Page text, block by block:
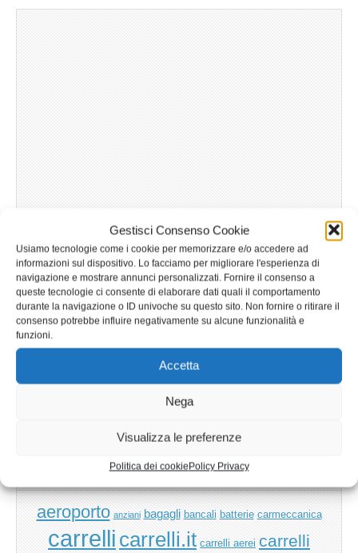
Gestisci Consenso Cookie
Usiamo tecnologie come i cookie per memorizzare e/o accedere ad
informazioni sul dispositivo. Lo facciamo per migliorare l'esperienza di
navigazione e mostrare annunci personalizzati. Fornire il consenso a
queste tecnologie ci consente di elaborare dati quali il comportamento
durante la navigazione o ID univoche su questo sito. Non fornire o ritirare il
consenso potrebbe influire negativamente su alcune funzionalità e
funzioni.
Accetta
Nega
Visualizza le preferenze
Politica dei cookiePolicy Privacy
aeroporto anziani bagagli bancali batterie carmeccanica
carrelli carrelli.it carrelli aerei carrelli